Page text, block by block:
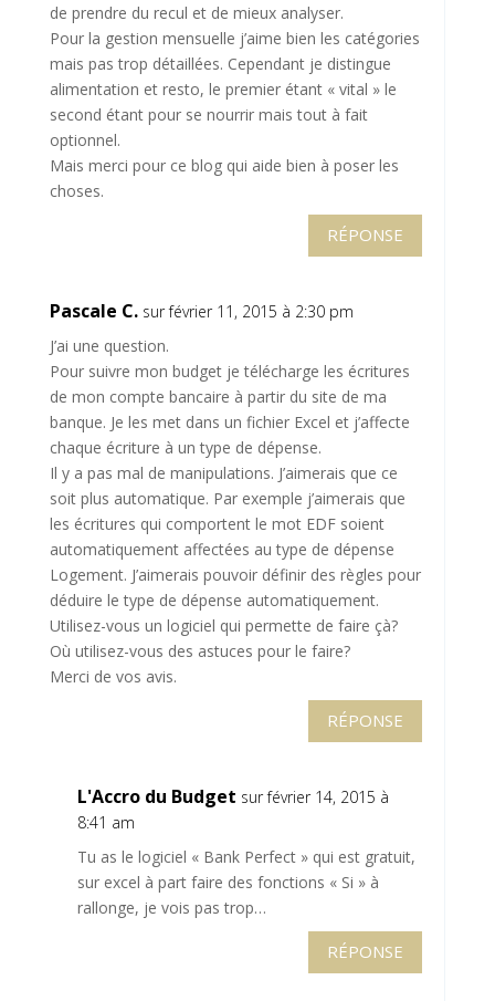
de prendre du recul et de mieux analyser.
Pour la gestion mensuelle j’aime bien les catégories
mais pas trop détaillées. Cependant je distingue
alimentation et resto, le premier étant « vital » le
second étant pour se nourrir mais tout à fait
optionnel.
Mais merci pour ce blog qui aide bien à poser les
choses.
RÉPONSE
Pascale C. sur février 11, 2015 à 2:30 pm
J’ai une question.
Pour suivre mon budget je télécharge les écritures
de mon compte bancaire à partir du site de ma
banque. Je les met dans un fichier Excel et j’affecte
chaque écriture à un type de dépense.
Il y a pas mal de manipulations. J’aimerais que ce
soit plus automatique. Par exemple j’aimerais que
les écritures qui comportent le mot EDF soient
automatiquement affectées au type de dépense
Logement. J’aimerais pouvoir définir des règles pour
déduire le type de dépense automatiquement.
Utilisez-vous un logiciel qui permette de faire çà?
Où utilisez-vous des astuces pour le faire?
Merci de vos avis.
RÉPONSE
L'Accro du Budget sur février 14, 2015 à
8:41 am
Tu as le logiciel « Bank Perfect » qui est gratuit,
sur excel à part faire des fonctions « Si » à
rallonge, je vois pas trop…
RÉPONSE